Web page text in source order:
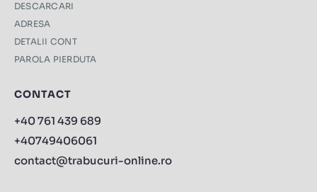
DESCARCARI
ADRESA
DETALII CONT
PAROLA PIERDUTA
CONTACT
+40 761 439 689
+40749406061
contact@trabucuri-online.ro